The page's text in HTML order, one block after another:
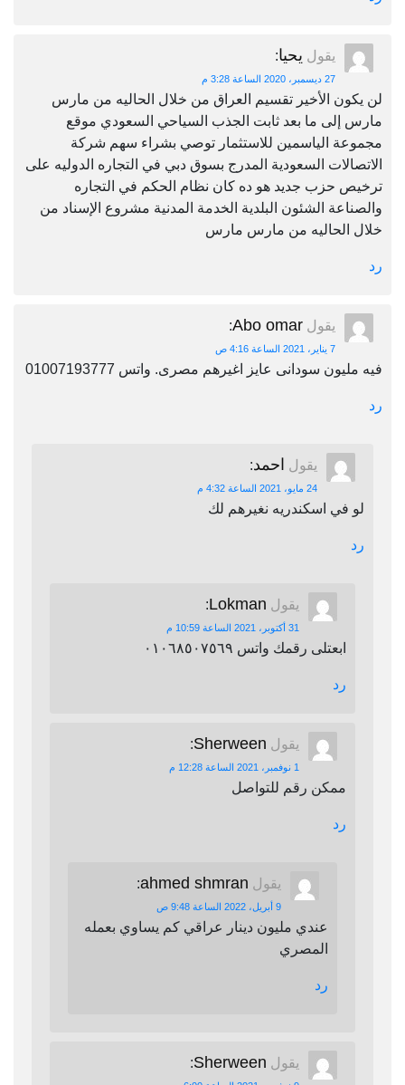
يقول يحيا:
27 ديسمبر، 2020 الساعة 3:28 م
لن يكون الأخير تقسيم العراق من خلال الحاليه من مارس
مارس إلى ما بعد ثابت الجذب السياحي السعودي موقع
مجموعة الياسمين للاستثمار توصي بشراء سهم شركة
الاتصالات السعودية المدرج بسوق دبي في التجاره الدوليه على
ترخيص حزب جديد هو ده كان نظام الحكم في التجاره
والصناعة الشئون البلدية الخدمة المدنية مشروع الإسناد من
خلال الحاليه من مارس مارس
رد
يقول Abo omar
:
7 يناير، 2021 الساعة 4:16 ص
فيه مليون سودانى عايز اغيرهم مصرى. واتس 01007193777
رد
يقول احمد:
24 مايو، 2021 الساعة 4:32 م
لو في اسكندريه نغيرهم لك
رد
يقول Lokman
:
31 أكتوبر، 2021 الساعة 10:59 م
ابعتلى رقمك واتس ٠١٠٦٨٥٠٧٥٦٩
رد
يقول Sherween
:
1 نوفمبر، 2021 الساعة 12:28 م
ممكن رقم للتواصل
رد
يقول ahmed shmran
:
9 أبريل، 2022 الساعة 9:48 ص
عندي مليون دينار عراقي كم يساوي بعمله
المصري
رد
يقول Sherween
: